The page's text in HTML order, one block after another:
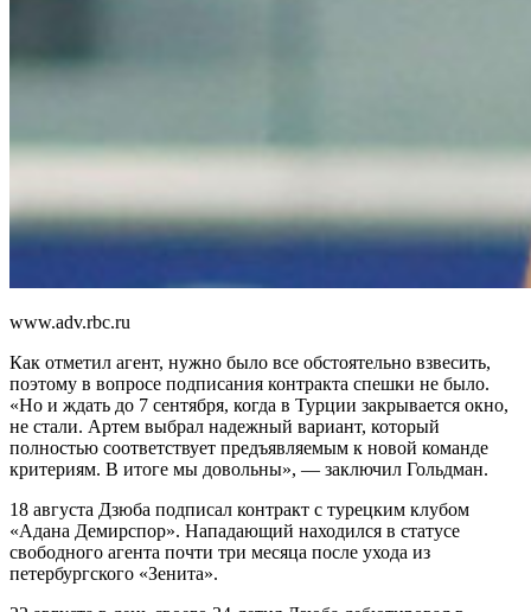
www.adv.rbc.ru
Как отметил агент, нужно было все обстоятельно взвесить,
поэтому в вопросе подписания контракта спешки не было.
«Но и ждать до 7 сентября, когда в Турции закрывается окно,
не стали. Артем выбрал надежный вариант, который
полностью соответствует предъявляемым к новой команде
критериям. В итоге мы довольны», — заключил Гольдман.
18 августа Дзюба подписал контракт с турецким клубом
«Адана Демирспор». Нападающий находился в статусе
свободного агента почти три месяца после ухода из
петербургского «Зенита».